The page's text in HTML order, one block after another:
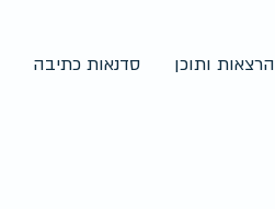
הרצאות ותוכן סדנאות כתיבה